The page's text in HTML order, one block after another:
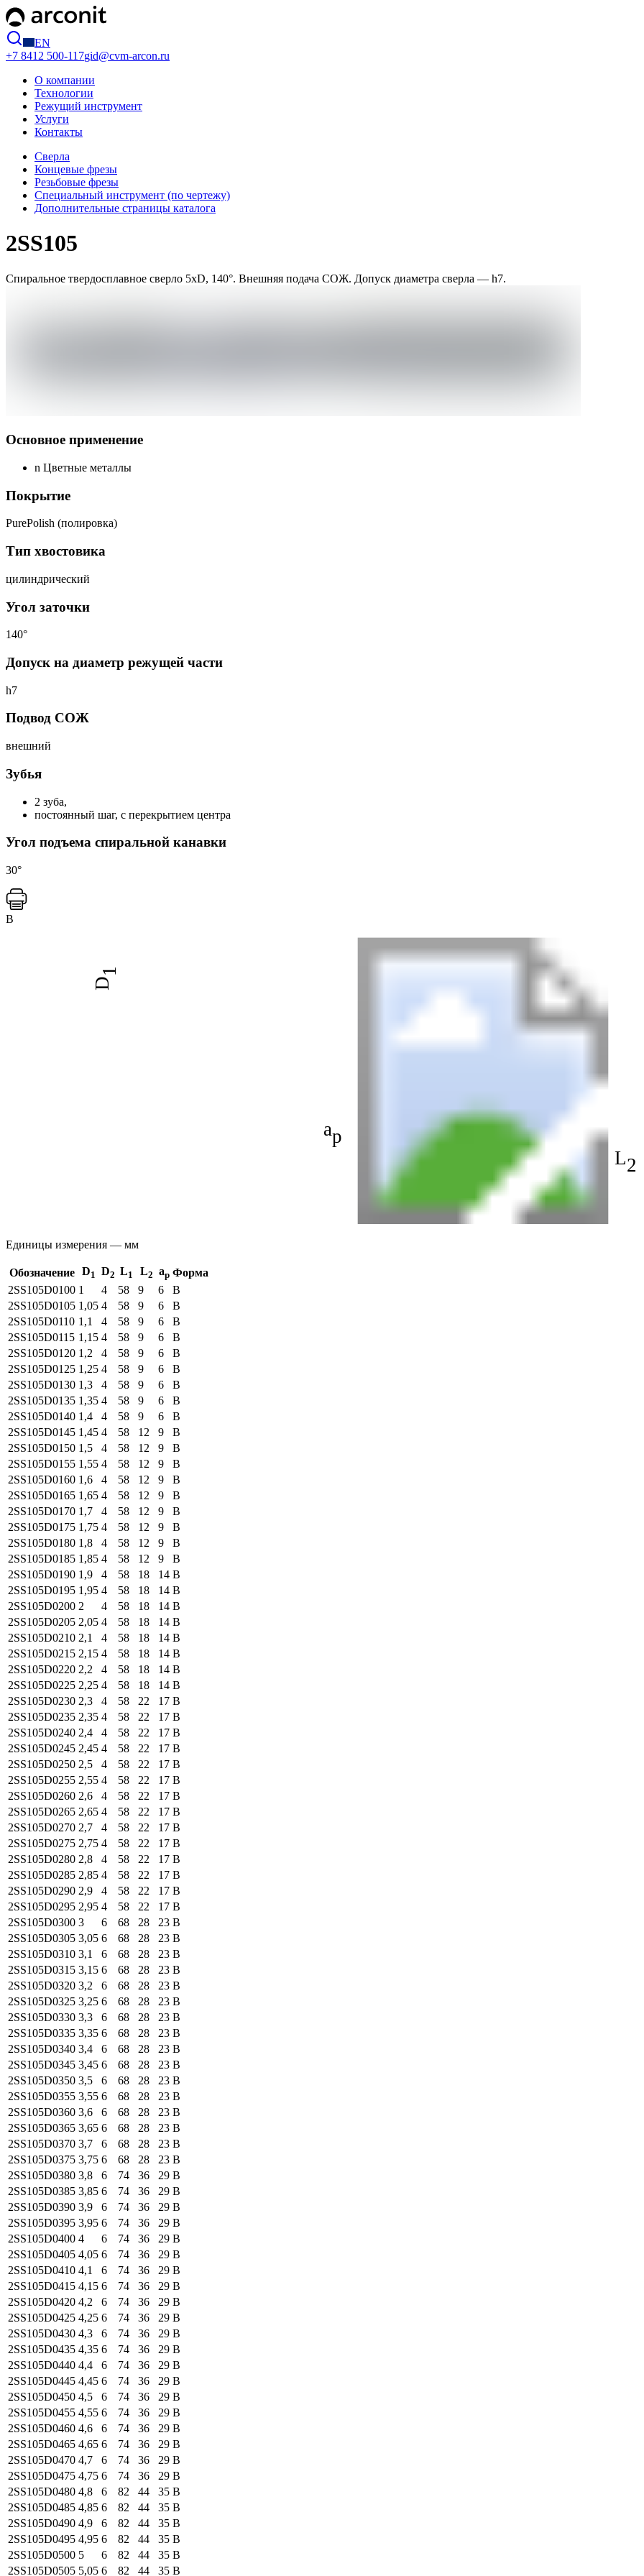
EN
+7 8412 500-117gid@cvm-arcon.ru
О компании
Технологии
Режущий инструмент
Услуги
Контакты
Сверла
Концевые фрезы
Резьбовые фрезы
Специальный инструмент (по чертежу)
Дополнительные страницы каталога
2SS105
Спиральное твердосплавное сверло 5хD, 140°. Внешняя подача СОЖ. Допуск диаметра сверла — h7.
Основное применение
n Цветные металлы
Покрытие
PurePolish (полировка)
Тип хвостовика
цилиндрический
Угол заточки
140°
Допуск на диаметр режущей части
h7
Подвод СОЖ
внешний
Зубья
2 зуба,
постоянный шаг, с перекрытием центра
Угол подъема спиральной канавки
30°
B
L2
ap
D
1
Единицы измерения — мм
Обозначение D1 D2 L1 L2 ap Форма
2SS105D0100 1 4 58 9 6
B
2SS105D0105 1,05 4 58 9 6
B
2SS105D0110 1,1 4 58 9 6
B
2SS105D0115 1,15 4 58 9 6
B
2SS105D0120 1,2 4 58 9 6
B
2SS105D0125 1,25 4 58 9 6
B
2SS105D0130 1,3 4 58 9 6
B
2SS105D0135 1,35 4 58 9 6
B
2SS105D0140 1,4 4 58 9 6
B
2SS105D0145 1,45 4 58 12 9
B
2SS105D0150 1,5 4 58 12 9
B
2SS105D0155 1,55 4 58 12 9
B
2SS105D0160 1,6 4 58 12 9
B
2SS105D0165 1,65 4 58 12 9
B
2SS105D0170 1,7 4 58 12 9
B
2SS105D0175 1,75 4 58 12 9
B
2SS105D0180 1,8 4 58 12 9
B
2SS105D0185 1,85 4 58 12 9
B
2SS105D0190 1,9 4 58 18 14 B
2SS105D0195 1,95 4 58 18 14 B
2SS105D0200 2 4 58 18 14 B
2SS105D0205 2,05 4 58 18 14 B
2SS105D0210 2,1 4 58 18 14 B
2SS105D0215 2,15 4 58 18 14 B
2SS105D0220 2,2 4 58 18 14 B
2SS105D0225 2,25 4 58 18 14 B
2SS105D0230 2,3 4 58 22 17 B
2SS105D0235 2,35 4 58 22 17 B
2SS105D0240 2,4 4 58 22 17 B
2SS105D0245 2,45 4 58 22 17 B
2SS105D0250 2,5 4 58 22 17 B
2SS105D0255 2,55 4 58 22 17 B
2SS105D0260 2,6 4 58 22 17 B
2SS105D0265 2,65 4 58 22 17 B
2SS105D0270 2,7 4 58 22 17 B
2SS105D0275 2,75 4 58 22 17 B
2SS105D0280 2,8 4 58 22 17 B
2SS105D0285 2,85 4 58 22 17 B
2SS105D0290 2,9 4 58 22 17 B
2SS105D0295 2,95 4 58 22 17 B
2SS105D0300 3 6 68 28 23 B
2SS105D0305 3,05 6 68 28 23 B
2SS105D0310 3,1 6 68 28 23 B
2SS105D0315 3,15 6 68 28 23 B
2SS105D0320 3,2 6 68 28 23 B
2SS105D0325 3,25 6 68 28 23 B
2SS105D0330 3,3 6 68 28 23 B
2SS105D0335 3,35 6 68 28 23 B
2SS105D0340 3,4 6 68 28 23 B
2SS105D0345 3,45 6 68 28 23 B
2SS105D0350 3,5 6 68 28 23 B
2SS105D0355 3,55 6 68 28 23 B
2SS105D0360 3,6 6 68 28 23 B
2SS105D0365 3,65 6 68 28 23 B
2SS105D0370 3,7 6 68 28 23 B
2SS105D0375 3,75 6 68 28 23 B
2SS105D0380 3,8 6 74 36 29 B
2SS105D0385 3,85 6 74 36 29 B
2SS105D0390 3,9 6 74 36 29 B
2SS105D0395 3,95 6 74 36 29 B
2SS105D0400 4 6 74 36 29 B
2SS105D0405 4,05 6 74 36 29 B
2SS105D0410 4,1 6 74 36 29 B
2SS105D0415 4,15 6 74 36 29 B
2SS105D0420 4,2 6 74 36 29 B
2SS105D0425 4,25 6 74 36 29 B
2SS105D0430 4,3 6 74 36 29 B
2SS105D0435 4,35 6 74 36 29 B
2SS105D0440 4,4 6 74 36 29 B
2SS105D0445 4,45 6 74 36 29 B
2SS105D0450 4,5 6 74 36 29 B
2SS105D0455 4,55 6 74 36 29 B
2SS105D0460 4,6 6 74 36 29 B
2SS105D0465 4,65 6 74 36 29 B
2SS105D0470 4,7 6 74 36 29 B
2SS105D0475 4,75 6 74 36 29 B
2SS105D0480 4,8 6 82 44 35 B
2SS105D0485 4,85 6 82 44 35 B
2SS105D0490 4,9 6 82 44 35 B
2SS105D0495 4,95 6 82 44 35 B
2SS105D0500 5 6 82 44 35 B
2SS105D0505 5,05 6 82 44 35 B